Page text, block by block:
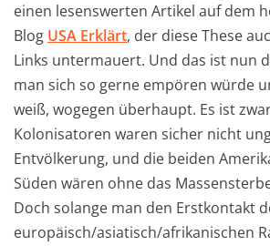
einen lesenswerten Artikel auf dem
Blog USA Erklärt, der diese These
Links untermauert. Und das ist nun
man sich so gerne empören würde
weiß, wogegen überhaupt. Es ist
Kolonisatoren waren sicher nicht
Entvölkerung, und die beiden
Süden wären ohne das
Doch solange man den Erstkontakt
europäisch/asiatisch/afrikanischen